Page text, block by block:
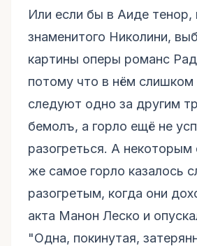
Или если бы в Аиде тенор,
знаменитого Николини,
картины оперы романс
потому что в нём
следуют одно за другим
бемолъ, а горло ещё не
разогреться. А некоторым
же самое горло казалось
разогретым, когда они
акта Манон Леско и
"Одна, покинутая,